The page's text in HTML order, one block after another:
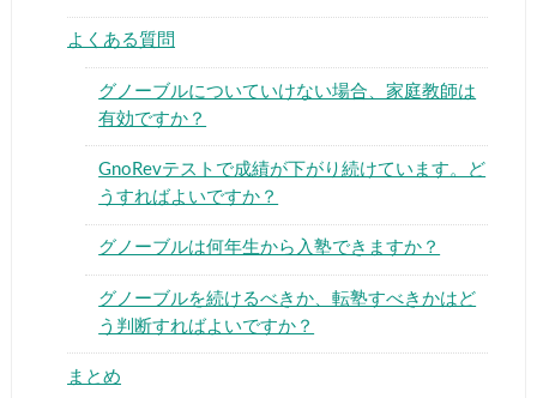
よくある質問
グノーブルについていけない場合、家庭教師は
有効ですか？
GnoRevテストで成績が下がり続けています。ど
うすればよいですか？
グノーブルは何年生から入塾できますか？
グノーブルを続けるべきか、転塾すべきかはど
う判断すればよいですか？
まとめ